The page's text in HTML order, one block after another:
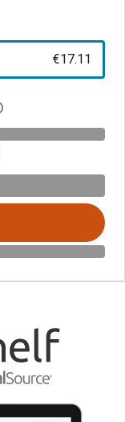
€17.11
Digitalen